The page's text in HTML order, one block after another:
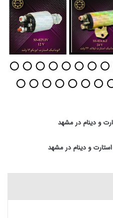
و دینام در مشهد
و دینام در مشهد